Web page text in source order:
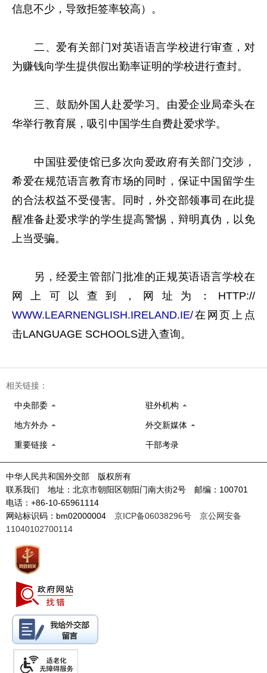
信息不少，导致拒签率较高）。
二、爱有关部门对英语语言学校进行审查，对
为赚钱向学生提供假出勤率证明的学校进行查封。
三、鼓励外国人赴爱学习。由爱企业局牵头在
华举行教育展，吸引中国学生自费赴爱求学。
中国驻爱使馆已多次向爱政府有关部门交涉，
希爱在规范语言教育市场的同时，保证中国留学生
的合法权益不受侵害。同时，外交部领事司在此提
醒准备赴爱求学的学生提高警惕，辩明真伪，以免
上当受骗。
另，经爱主管部门批准的正规英语语言学校在
网上可以查到，网址为：HTTP://
WWW.LEARNENGLISH.IRELAND.IE/在网页上点
击LANGUAGE SCHOOLS进入查询。
相关链接：
中央部委 驻外机构
地方外办 外交新媒体
重要链接 干部考录
中华人民共和国外交部 版权所有
联系我们 地址：北京市朝阳区朝阳门南大街2号 邮编：100701
电话：+86-10-65961114
网站标识码：bm02000004 京ICP备06038296号
京公网安备
11040102700114